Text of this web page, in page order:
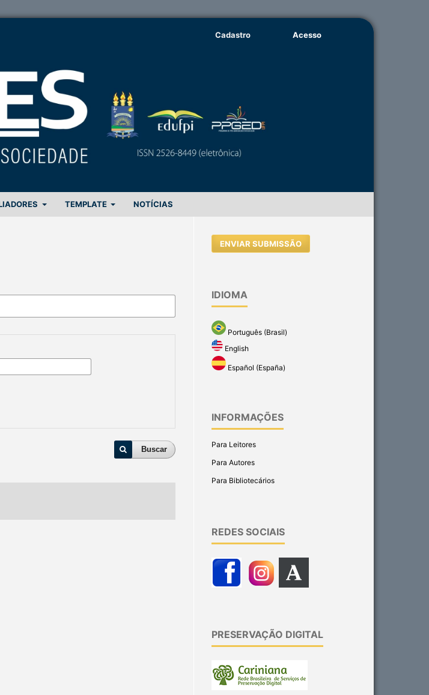
TEMPLATE NOTÍCIAS
Cadastro Acesso
Buscar
ENVIAR SUBMISSÃO
IDIOMA
Português (Brasil)
English
Español (España)
INFORMAÇÕES
Para Leitores
Para Autores
Para Bibliotecários
REDES SOCIAIS
PRESERVAÇÃO DIGITAL